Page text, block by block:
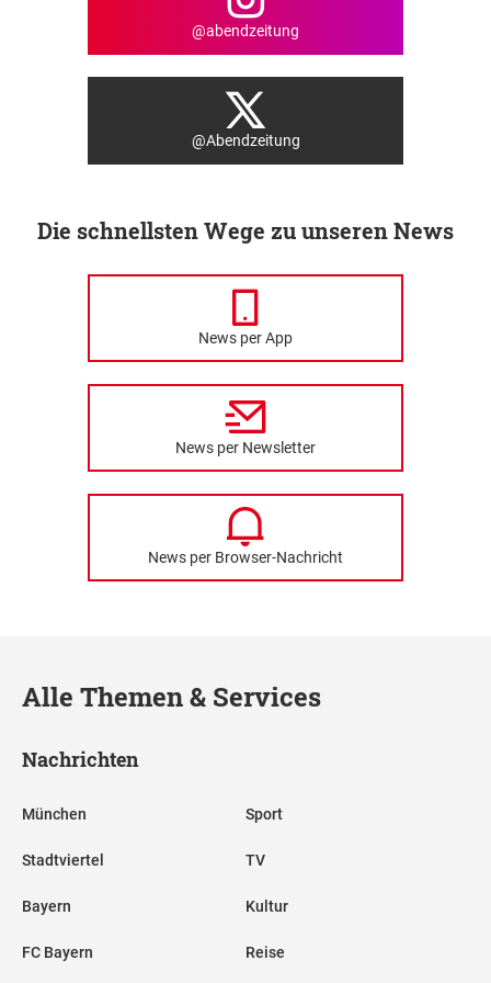
@abendzeitung
@Abendzeitung
Die schnellsten Wege zu unseren News
News per App
News per Newsletter
News per Browser-Nachricht
Alle Themen & Services
Nachrichten
München
Stadtviertel
Bayern
FC Bayern
Sport
TV
Kultur
Reise